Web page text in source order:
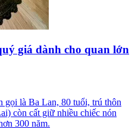
giá dành cho quan lớn
là Ba Lan, 80 tuổi, trú thôn
còn cất giữ nhiều chiếc nón
300 năm.